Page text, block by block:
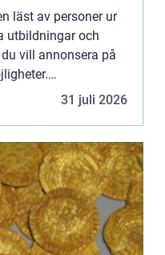
läst av personer ur
utbildningar och
vill annonsera på
av alternativen.
31 juli 2026